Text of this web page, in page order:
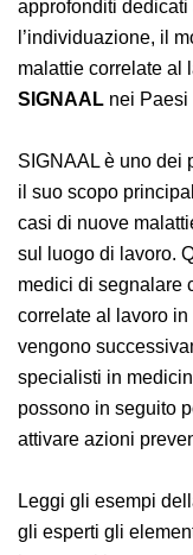
studi approfonditi
sentinella per
prevenzione delle
concentra sul
SIGNAAL è uno
e il suo scopo
potenziali casi di
rischi per la salute
online permette ai
nuove malattie
rapido e semplice,
esaminati da un
lavoro belgi e
Leggi gli esempi